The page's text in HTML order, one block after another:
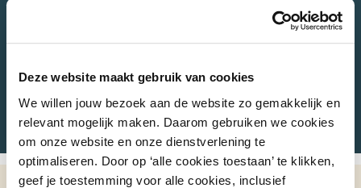
Deze website maakt gebruik van cookies
We willen jouw bezoek aan de website zo gemakkelijk en
relevant mogelijk maken. Daarom gebruiken we cookies
om onze website en onze dienstverlening te
optimaliseren. Door op ‘alle cookies toestaan’ te klikken,
geef je toestemming voor alle cookies, inclusief
centrumgebied de kansrijke doelgroepen beter
weet te bedienen én aan te spreken, op een manier
dat past bij het soort centrumgebied dat je wil zijn.